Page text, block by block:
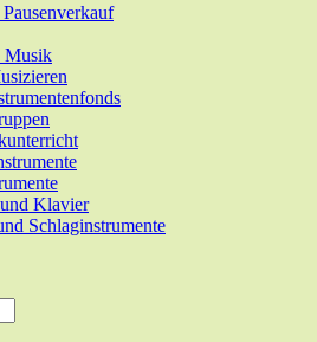
Musik
Klavier
Schlaginstrumente